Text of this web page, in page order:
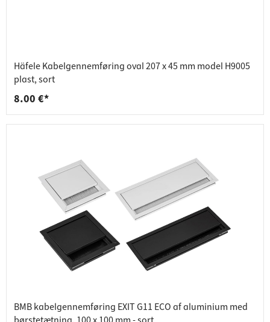
Häfele Kabelgennemføring oval 207 x 45 mm model H9005
plast, sort
8.00 €*
BMB kabelgennemføring EXIT G11 ECO af aluminium med